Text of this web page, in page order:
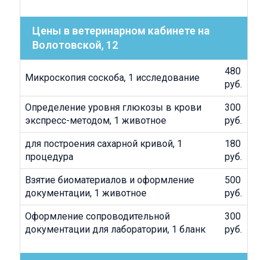
Цены в ветеринарном кабинете на
Волотовской, 12
Микроскопия соскоба, 1 исследование
480
руб.
Определение уровня глюкозы в крови
экспресс-методом, 1 животное
300
руб.
для построения сахарной кривой, 1
процедура
180
руб.
Взятие биоматериалов и оформление
документации, 1 животное
500
руб.
Оформление сопроводительной
документации для лаборатории, 1 бланк
300
руб.